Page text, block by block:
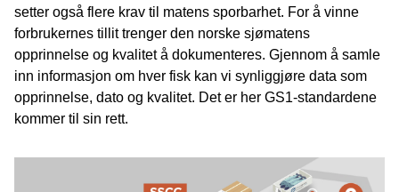
setter også flere krav til matens sporbarhet. For å vinne
forbrukernes tillit trenger den norske sjømatens
opprinnelse og kvalitet å dokumenteres. Gjennom å samle
inn informasjon om hver fisk kan vi synliggjøre data som
opprinnelse, dato og kvalitet. Det er her GS1-standardene
kommer til sin rett.